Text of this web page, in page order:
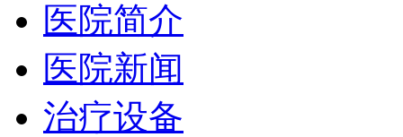
医院简介
医院新闻
治疗设备